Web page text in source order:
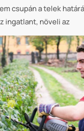
csupán a telek
ingatlant, növeli az